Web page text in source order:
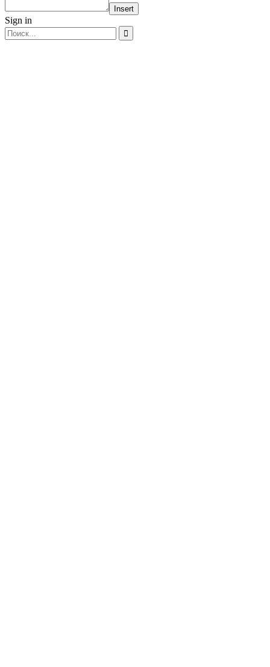
Insert
Sign in